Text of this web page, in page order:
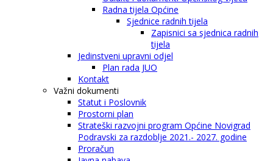
Radna tijela Općine
Sjednice radnih tijela
Zapisnici sa sjednica radnih
tijela
Jedinstveni upravni odjel
Plan rada JUO
Kontakt
Važni dokumenti
Statut i Poslovnik
Prostorni plan
Strateški razvojni program Općine Novigrad
Podravski za razdoblje 2021.- 2027. godine
Proračun